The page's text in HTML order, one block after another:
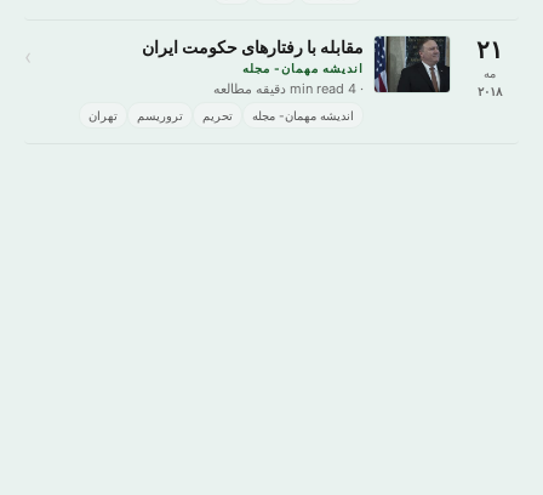
۲۱
مه
۲۰۱۸
مقابله با رفتارهای حکومت ایران
اندیشه مهمان- مجله
· 4 min read دقیقه مطالعه
اندیشه مهمان- مجله تحریم تروریسم تهران
›